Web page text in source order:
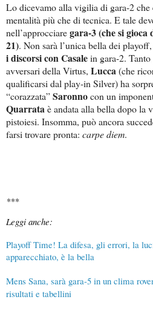
Lo dicevamo alla vigilia di gara-2 che
mentalità più che di tecnica. E tale
nell’approcciaregara-3 (che si gioca
21). Non sarà l’unica bella dei
i discorsi con Casalein gara-2.
avversari della Virtus, Lucca(che
qualificarsi dal play-in Silver) ha
“corazzata”Saronnocon un
Quarrataè andata alla bella dopo la
pistoiesi. Insomma, può ancora
farsi trovare pronta: carpe diem.
***
Leggi anche:
Playoff Time! La difesa, gli errori, la
apparecchiato, è la bella
Mens Sana, sarà gara-5 in un clima
risultati e tabellini